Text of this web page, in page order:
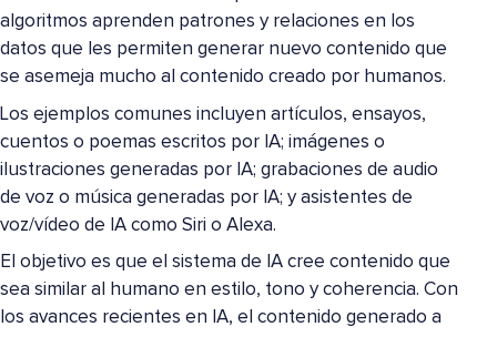
algoritmos aprenden patrones y relaciones en los
datos que les permiten generar nuevo contenido que
se asemeja mucho al contenido creado por humanos.
Los ejemplos comunes incluyen artículos, ensayos,
cuentos o poemas escritos por IA; imágenes o
ilustraciones generadas por IA; grabaciones de audio
de voz o música generadas por IA; y asistentes de
voz/vídeo de IA como Siri o Alexa.
El objetivo es que el sistema de IA cree contenido que
sea similar al humano en estilo, tono y coherencia. Con
los avances recientes en IA, el contenido generado a